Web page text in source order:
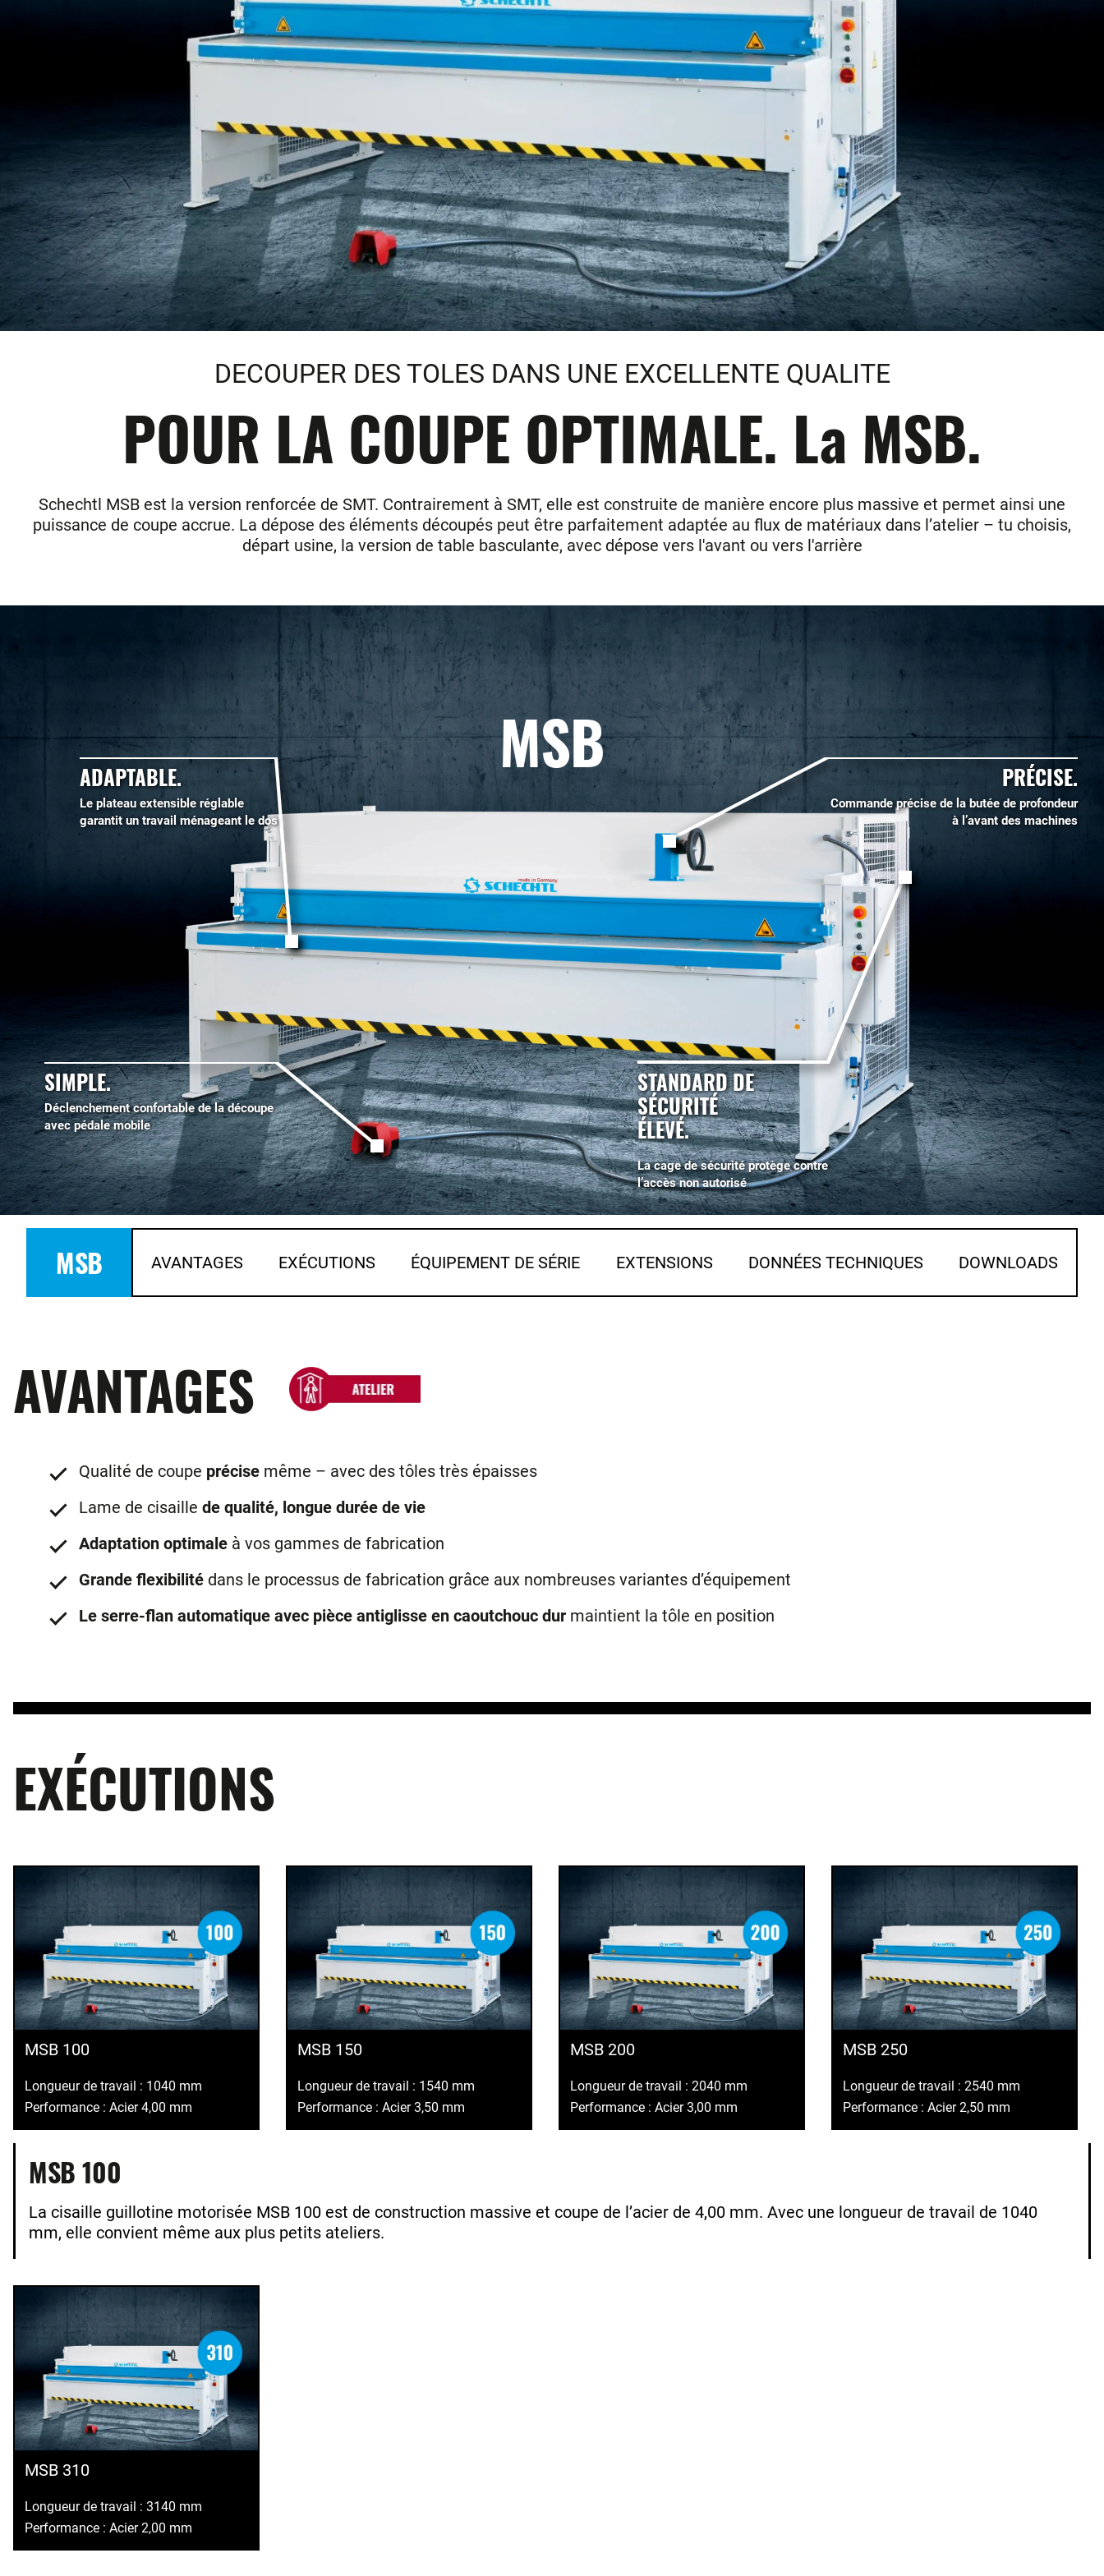
DECOUPER DES TOLES DANS UNE EXCELLENTE QUALITE
POUR LA COUPE OPTIMALE. La MSB.
Schechtl MSB est la version renforcée de SMT. Contrairement à SMT, elle est construite de manière encore plus massive et permet ainsi une
puissance de coupe accrue. La dépose des éléments découpés peut être parfaitement adaptée au flux de matériaux dans l’atelier – tu choisis,
départ usine, la version de table basculante, avec dépose vers l'avant ou vers l'arrière
MSB PRÉCISE.
Commande précise de la butée de profondeur
à l’avant des machines
STANDARD DE
SÉCURITÉ
ÉLEVÉ.
La cage de sécurité protège contre
l’accès non autorisé
ADAPTABLE.
Le plateau extensible réglable
garantit un travail ménageant le dos
SIMPLE.
Déclenchement confortable de la découpe
avec pédale mobile
MSB AVANTAGES EXÉCUTIONS ÉQUIPEMENT DE SÉRIE EXTENSIONS DONNÉES TECHNIQUES DOWNLOADS
AVANTAGES
Qualité de coupe précise même – avec des tôles très épaisses
Lame de cisaille de qualité, longue durée de vie
Adaptation optimale à vos gammes de fabrication
Grande flexibilité dans le processus de fabrication grâce aux nombreuses variantes d’équipement
Le serre-flan automatique avec pièce antiglisse en caoutchouc dur maintient la tôle en position
EXÉCUTIONS
MSB 100
Longueur de travail : 1040 mm
Performance : Acier 4,00 mm
MSB 150
Longueur de travail : 1540 mm
Performance : Acier 3,50 mm
MSB 200
Longueur de travail : 2040 mm
Performance : Acier 3,00 mm
MSB 250
Longueur de travail : 2540 mm
Performance : Acier 2,50 mm
MSB 100
La cisaille guillotine motorisée MSB 100 est de construction massive et coupe de l’acier de 4,00 mm. Avec une longueur de travail de 1040
mm, elle convient même aux plus petits ateliers.
MSB 310
Longueur de travail : 3140 mm
Performance : Acier 2,00 mm